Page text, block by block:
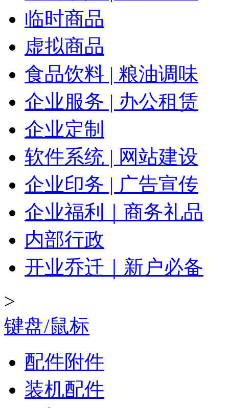
临时商品
虚拟商品
食品饮料 | 粮油调味
企业服务 | 办公租赁
企业定制
软件系统 | 网站建设
企业印务 | 广告宣传
企业福利｜商务礼品
内部行政
开业乔迁｜新户必备
>
键盘/鼠标
配件附件
装机配件